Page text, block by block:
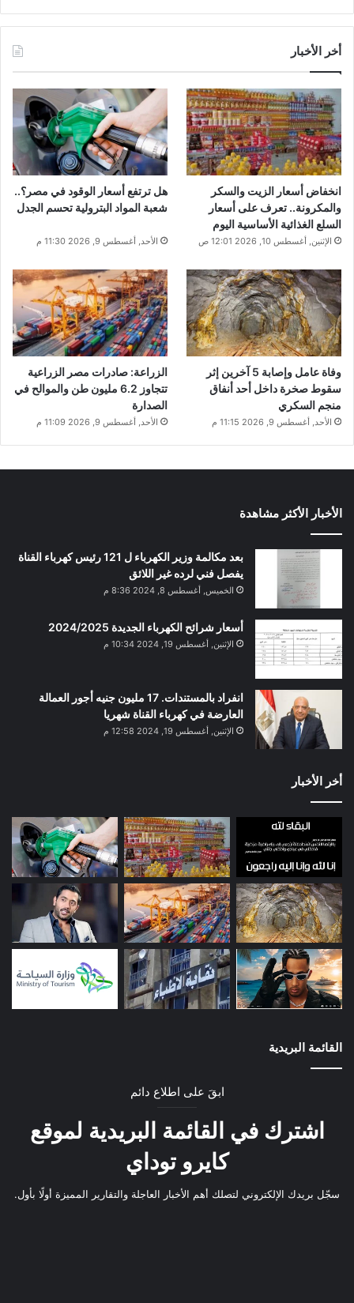
أخر الأخبار
انخفاض أسعار الزيت والسكر
والمكرونة.. تعرف على أسعار
السلع الغذائية الأساسية اليوم
الإثنين, أغسطس 10, 2026 12:01 ص
هل ترتفع أسعار الوقود في مصر؟..
شعبة المواد البترولية تحسم الجدل
الأحد, أغسطس 9, 2026 11:30 م
وفاة عامل وإصابة 5 آخرين إثر
سقوط صخرة داخل أحد أنفاق
منجم السكري
الأحد, أغسطس 9, 2026 11:15 م
الزراعة: صادرات مصر الزراعية
تتجاوز 6.2 مليون طن والموالح في
الصدارة
الأحد, أغسطس 9, 2026 11:09 م
الأخبار الأكثر مشاهدة
بعد مكالمة وزير الكهرباء ل 121 رئيس كهرباء القناة
يفصل فني لرده غير اللائق
الخميس, أغسطس 8, 2024 8:36 م
أسعار شرائح الكهرباء الجديدة 2024/2025
الإثنين, أغسطس 19, 2024 10:34 م
انفراد بالمستندات. 17 مليون جنيه أجور العمالة
العارضة في كهرباء القناة شهريا
الإثنين, أغسطس 19, 2024 12:58 م
أخر الأخبار
القائمة البريدية
ابقَ على اطلاع دائم
اشترك في القائمة البريدية لموقع
كايرو توداي
سجّل بريدك الإلكتروني لتصلك أهم الأخبار العاجلة والتقارير المميزة أولًا بأول.